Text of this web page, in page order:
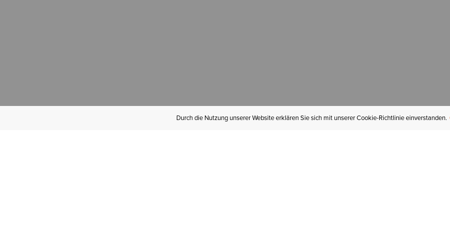
Durch die Nutzung unserer Website erklären Sie sich mit unserer Cookie-Richtlinie einverstanden.